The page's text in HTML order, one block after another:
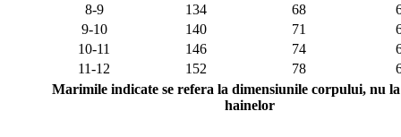
8-9
134 68
9-10
140 71
10-11
146 74
11-12
152 78
Marimile indicate se refera la dimensiunile corpului, nu la
hainelor